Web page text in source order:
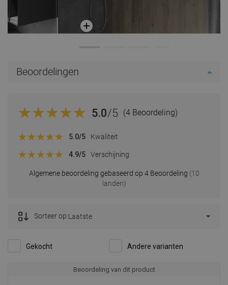
Beoordelingen
5.0/5 (4 Beoordeling)
Algemene beoordeling gebaseerd op 4 Beoordeling (10
landen)
5.0/5 Kwaliteit
4.9/5 Verschijning
Gekocht Andere varianten
Sorteer op:Laatste
Beoordeling van dit product